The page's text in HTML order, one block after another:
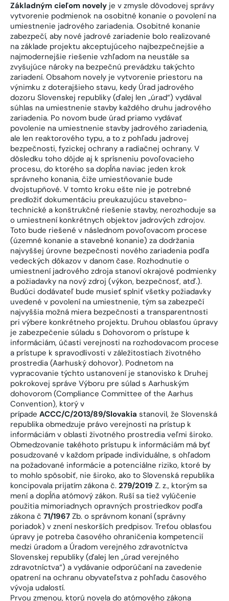
Základným cieľom novely je v zmysle dôvodovej správy
vytvorenie podmienok na osobitné konanie o povolení na
umiestnenie jadrového zariadenia. Osobitné konanie
zabezpečí, aby nové jadrové zariadenie bolo realizované
na základe projektu akceptujúceho najbezpečnejšie a
najmodernejšie riešenie vzhľadom na neustále sa
zvyšujúce nároky na bezpečnú prevádzku takýchto
zariadení. Obsahom novely je vytvorenie priestoru na
výnimku z doterajšieho stavu, kedy Úrad jadrového
dozoru Slovenskej republiky (ďalej len „úrad“) vydával
súhlas na umiestnenie stavby každého druhu jadrového
zariadenia. Po novom bude úrad priamo vydávať
povolenie na umiestnenie stavby jadrového zariadenia,
ale len reaktorového typu, a to z pohľadu jadrovej
bezpečnosti, fyzickej ochrany a radiačnej ochrany. V
dôsledku toho dôjde aj k sprísneniu povoľovacieho
procesu, do ktorého sa dopĺňa naviac jeden krok
správneho konania, čiže umiestňovanie bude
dvojstupňové. V tomto kroku ešte nie je potrebné
predložiť dokumentáciu preukazujúcu stavebno-
technické a konštrukčné riešenie stavby, nerozhoduje sa
o umiestnení konkrétnych objektov jadrových zdrojov.
Toto bude riešené v následnom povoľovacom procese
(územné konanie a stavebné konanie) za dodržania
najvyššej úrovne bezpečnosti nového zariadenia podľa
vedeckých dôkazov v danom čase. Rozhodnutie o
umiestnení jadrového zdroja stanoví okrajové podmienky
a požiadavky na nový zdroj (výkon, bezpečnosť, atď.).
Budúci dodávateľ bude musieť splniť všetky požiadavky
uvedené v povolení na umiestnenie, tým sa zabezpečí
najvyššia možná miera bezpečnosti a transparentnosti
pri výbere konkrétneho projektu. Druhou oblasťou úpravy
je zabezpečenie súladu s Dohovorom o prístupe k
informáciám, účasti verejnosti na rozhodovacom procese
a prístupe k spravodlivosti v záležitostiach životného
prostredia (Aarhuský dohovor). Podnetom na
vypracovanie týchto ustanovení je stanovisko k Druhej
pokrokovej správe Výboru pre súlad s Aarhuským
dohovorom (Compliance Committee of the Aarhus
Convention), ktorý v
prípade ACCC/C/2013/89/Slovakia stanovil, že Slovenská
republika obmedzuje právo verejnosti na prístup k
informáciám v oblasti životného prostredia veľmi široko.
Obmedzovanie takéhoto prístupu k informáciám má byť
posudzované v každom prípade individuálne, s ohľadom
na požadované informácie a potenciálne riziko, ktoré by
to mohlo spôsobiť, nie široko, ako to Slovenská republika
koncipovala prijatím zákona č. 279/2019 Z. z., ktorým sa
mení a dopĺňa atómový zákon. Ruší sa tiež vylúčenie
použitia mimoriadnych opravných prostriedkov podľa
zákona č 71/1967 Zb. o správnom konaní (správny
poriadok) v znení neskorších predpisov. Treťou oblasťou
úpravy je potreba časového ohraničenia kompetencií
medzi úradom a Úradom verejného zdravotníctva
Slovenskej republiky (ďalej len „úrad verejného
zdravotníctva“) a vydávanie odporúčaní na zavedenie
opatrení na ochranu obyvateľstva z pohľadu časového
vývoja udalostí.
Prvou zmenou, ktorú novela do atómového zákona